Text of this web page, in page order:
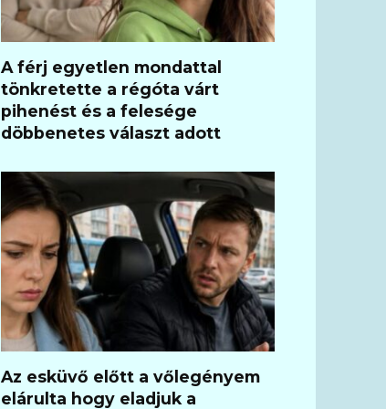
A férj egyetlen mondattal
tönkretette a régóta várt
pihenést és a felesége
döbbenetes választ adott
Az esküvő előtt a vőlegényem
elárulta hogy eladjuk a